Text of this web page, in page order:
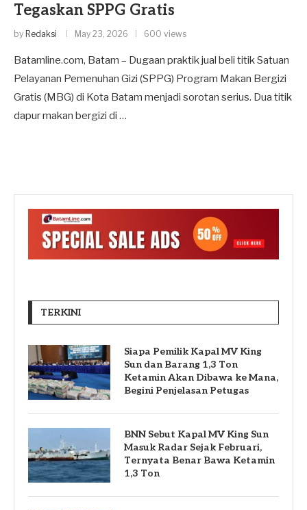
Tegaskan SPPG Gratis
by Redaksi May 23, 2026 600 views
Batamline.com, Batam – Dugaan praktik jual beli titik Satuan
Pelayanan Pemenuhan Gizi (SPPG) Program Makan Bergizi
Gratis (MBG) di Kota Batam menjadi sorotan serius. Dua titik
dapur makan bergizi di …
TERKINI
Siapa Pemilik Kapal MV King
Sun dan Barang 1,3 Ton
Ketamin Akan Dibawa ke Mana,
Begini Penjelasan Petugas
BNN Sebut Kapal MV King Sun
Masuk Radar Sejak Februari,
Ternyata Benar Bawa Ketamin
1,3 Ton